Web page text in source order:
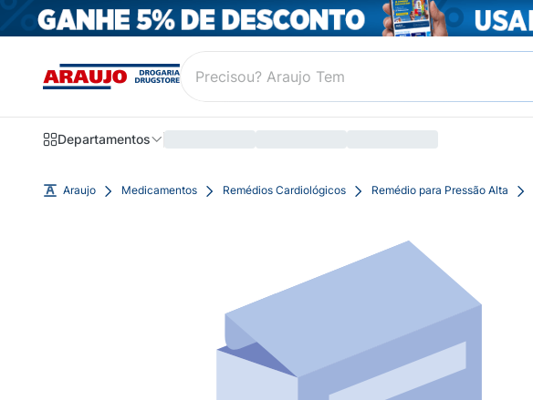
Departamentos
Araujo Medicamentos Remédios Cardiológicos Remédio para Pressão Alta